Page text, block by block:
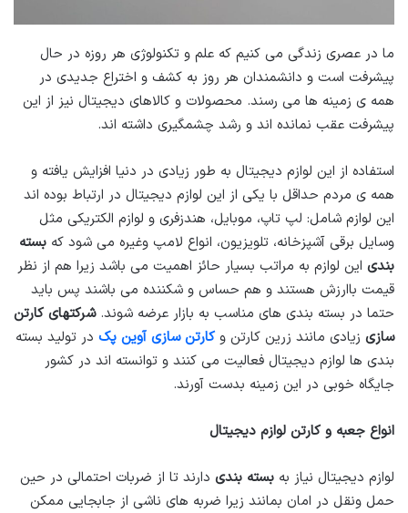
ما در عصری زندگی می کنیم که علم و تکنولوژی هر روزه در حال
پیشرفت است و دانشمندان هر روز به کشف و اختراع جدیدی در
همه ی زمینه ها می رسند. محصولات و کالاهای دیجیتال نیز از این
پیشرفت عقب نمانده اند و رشد چشمگیری داشته اند.
استفاده از این لوازم دیجیتال به طور زیادی در دنیا افزایش یافته و
همه ی مردم حداقل با یکی از این لوازم دیجیتال در ارتباط بوده اند
این لوازم شامل: لپ تاپ، موبایل، هندزفری و لوازم الکتریکی مثل
وسایل برقی آشپزخانه، تلویزیون، انواع لامپ وغیره می شود که بسته
بندی این لوازم به مراتب بسیار حائز اهمیت می باشد زیرا هم از نظر
قیمت باارزش هستند و هم حساس و شکننده می باشند پس باید
حتما در بسته بندی های مناسب به بازار عرضه شوند. شرکتهای کارتن
سازی زیادی مانند زرین کارتن وکارتن سازی آوین پک در تولید بسته
بندی ها لوازم دیجیتال فعالیت می کنند و توانسته اند در کشور
جایگاه خوبی در این زمینه بدست آورند.
انواع جعبه و کارتن لوازم دیجیتال
لوازم دیجیتال نیاز به بسته بندی دارند تا از ضربات احتمالی در حین
حمل ونقل در امان بمانند زیرا ضربه های ناشی از جابجایی ممکن